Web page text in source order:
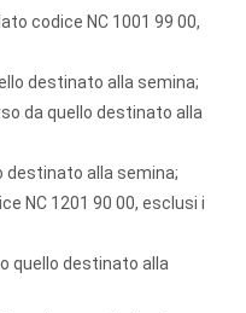
codice NC 1001 99 00,
destinato alla semina;
da quello destinato alla
destinato alla semina;
NC 1201 90 00, esclusi i
quello destinato alla